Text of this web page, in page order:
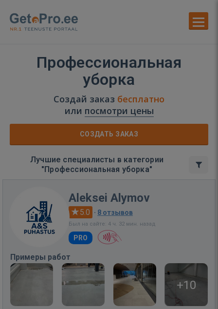
Профессиональная
уборка
Создай заказ бесплатно
или посмотри цены
СОЗДАТЬ ЗАКАЗ
Лучшие специалисты в категории
"Профессиональная уборка"
Aleksei Alymov
5.0 · 8 отзывов
Был на сайте: 4 ч. 32 мин. назад
PRO
Примеры работ
+10